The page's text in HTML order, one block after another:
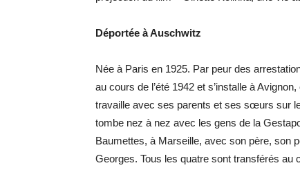
Déportée à Auschwitz
Née à Paris en 1925. Par peur des
au cours de l’été 1942 et s’installe à
travaille avec ses parents et ses sœurs sur
tombe nez à nez avec les gens de la
Baumettes, à Marseille, avec son père, son
Georges. Tous les quatre sont transférés au